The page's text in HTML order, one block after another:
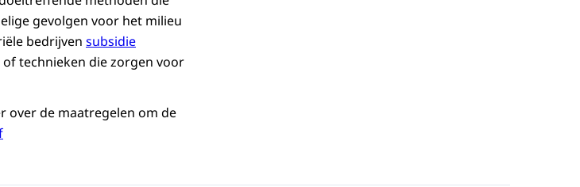
gevolgen voor het milieu
bedrijven subsidie
technieken die zorgen voor
over de maatregelen om de